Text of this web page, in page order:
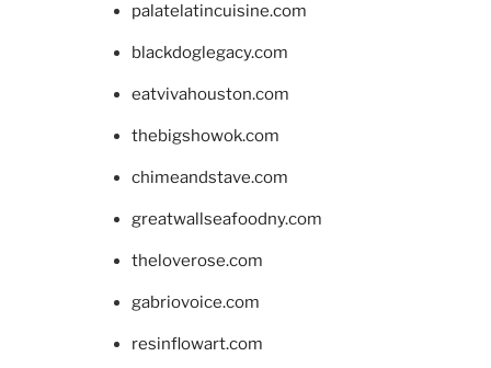
palatelatincuisine.com
blackdoglegacy.com
eatvivahouston.com
thebigshowok.com
chimeandstave.com
greatwallseafoodny.com
theloverose.com
gabriovoice.com
resinflowart.com